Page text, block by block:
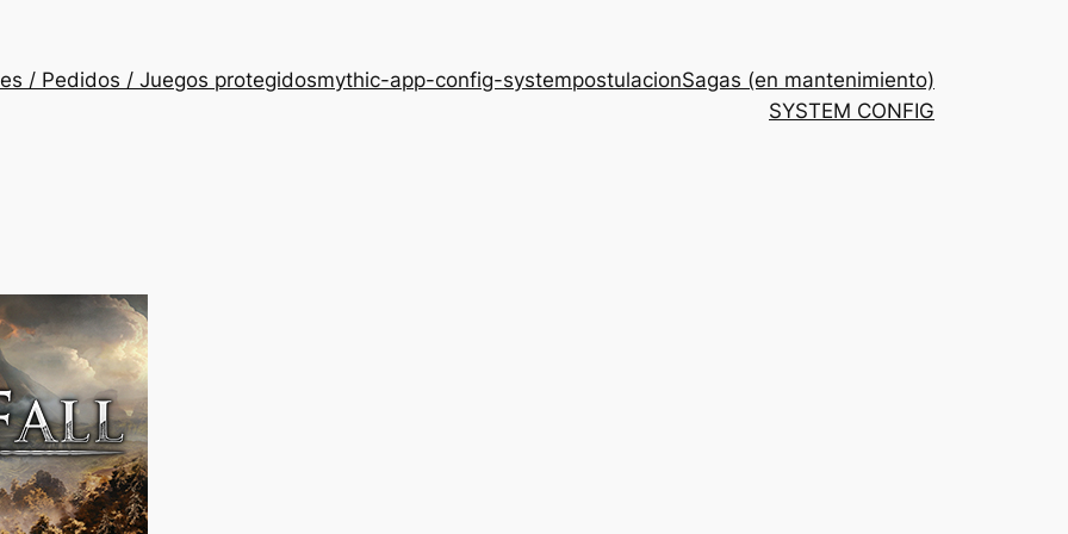
/ Pedidos / Juegos protegidosmythic-app-config-systempostulacionSagas (en mantenimiento)
SYSTEM CONFIG